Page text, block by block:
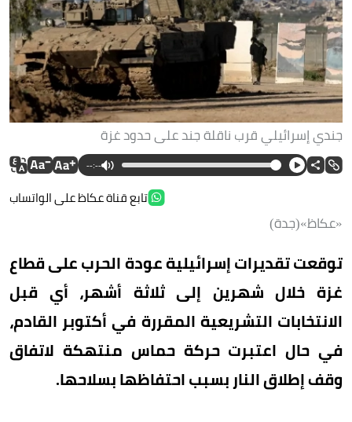
جندي إسرائيلي قرب ناقلة جند على حدود غزة
--:--
تابع قناة عكاظ على الواتساب
«عكاظ»(جدة)
توقعت تقديرات إسرائيلية عودة الحرب على قطاع
غزة خلال شهرين إلى ثلاثة أشهر، أي قبل
الانتخابات التشريعية المقررة في أكتوبر القادم،
في حال اعتبرت حركة حماس منتهكة لاتفاق
وقف إطلاق النار بسبب احتفاظها بسلاحها.